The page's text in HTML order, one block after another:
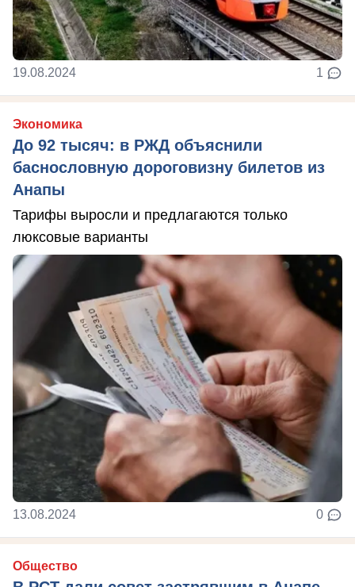
19.08.2024 1
Экономика
До 92 тысяч: в РЖД объяснили
баснословную дороговизну билетов из
Анапы
Тарифы выросли и предлагаются только
люксовые варианты
13.08.2024 0
Общество